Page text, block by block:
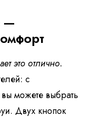
—
это отлично.
с
можете выбрать
Двух кнопок